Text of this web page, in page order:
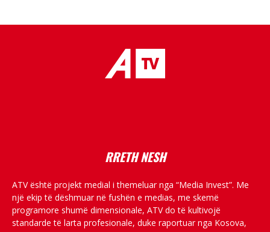
RRETH NESH
ATV është projekt medial i themeluar nga “Media Invest”. Me
një ekip të dëshmuar në fushën e medias, me skemë
programore shumë dimensionale, ATV do të kultivojë
standarde të larta profesionale, duke raportuar nga Kosova,